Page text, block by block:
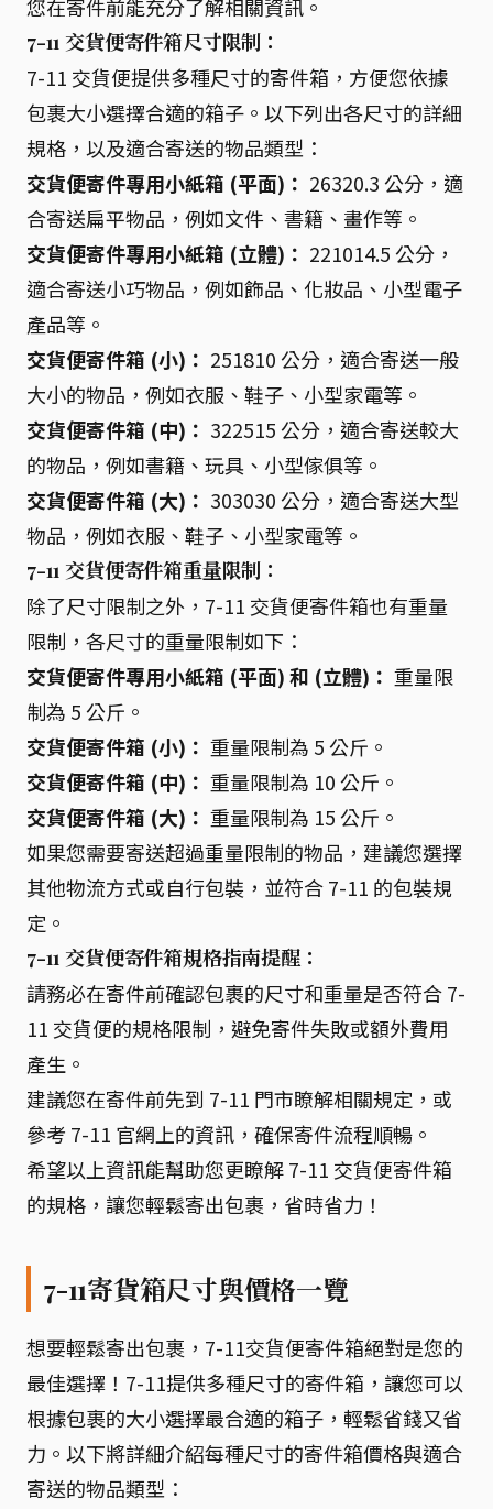
您在寄件前能充分了解相關資訊。
7-11 交貨便寄件箱尺寸限制：
7-11 交貨便提供多種尺寸的寄件箱，方便您依據
包裹大小選擇合適的箱子。以下列出各尺寸的詳細
規格，以及適合寄送的物品類型：
交貨便寄件專用小紙箱 (平面)： 26320.3 公分，適
合寄送扁平物品，例如文件、書籍、畫作等。
交貨便寄件專用小紙箱 (立體)： 221014.5 公分，
適合寄送小巧物品，例如飾品、化妝品、小型電子
產品等。
交貨便寄件箱 (小)： 251810 公分，適合寄送一般
大小的物品，例如衣服、鞋子、小型家電等。
交貨便寄件箱 (中)： 322515 公分，適合寄送較大
的物品，例如書籍、玩具、小型傢俱等。
交貨便寄件箱 (大)： 303030 公分，適合寄送大型
物品，例如衣服、鞋子、小型家電等。
7-11 交貨便寄件箱重量限制：
除了尺寸限制之外，7-11 交貨便寄件箱也有重量
限制，各尺寸的重量限制如下：
交貨便寄件專用小紙箱 (平面) 和 (立體)： 重量限
制為 5 公斤。
交貨便寄件箱 (小)： 重量限制為 5 公斤。
交貨便寄件箱 (中)： 重量限制為 10 公斤。
交貨便寄件箱 (大)： 重量限制為 15 公斤。
如果您需要寄送超過重量限制的物品，建議您選擇
其他物流方式或自行包裝，並符合 7-11 的包裝規
定。
7-11 交貨便寄件箱規格指南提醒：
請務必在寄件前確認包裹的尺寸和重量是否符合 7-
11 交貨便的規格限制，避免寄件失敗或額外費用
產生。
建議您在寄件前先到 7-11 門市瞭解相關規定，或
參考 7-11 官網上的資訊，確保寄件流程順暢。
希望以上資訊能幫助您更瞭解 7-11 交貨便寄件箱
的規格，讓您輕鬆寄出包裹，省時省力！
7-11寄貨箱尺寸與價格一覽
想要輕鬆寄出包裹，7-11交貨便寄件箱絕對是您的
最佳選擇！7-11提供多種尺寸的寄件箱，讓您可以
根據包裹的大小選擇最合適的箱子，輕鬆省錢又省
力。以下將詳細介紹每種尺寸的寄件箱價格與適合
寄送的物品類型：